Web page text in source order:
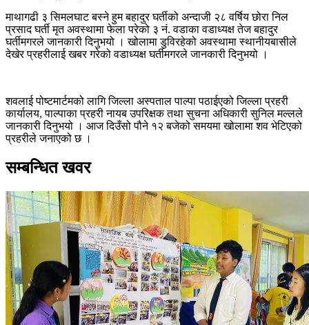
माथागढी ३ सिमलघाट बस्ने हुम बहादुर घर्तीको अन्दाजी २८ वर्षिय छोरा निल
प्रसाद घर्ती मृत अवस्थामा फेला परेको ३ नं. वडाका वडाध्यक्ष तेज बहादुर
घर्तीमगरले जानकारी दिनुभयो । खोलामा डुविरहेको अवस्थामा स्थानीयबासीले
देखेर प्रहरीलाई खबर गरेको वडाध्यक्ष घर्तीमगरले जानकारी दिनुभयो ।
शवलाई पोष्टमार्टमको लागि जिल्ला अस्पताल पाल्पा पठाईएको जिल्ला प्रहरी
कार्यालय, पाल्पाका प्रहरी नायब उपरिक्षक तथा सुचना अधिकारी सुनिल मल्लले
जानकारी दिनुभयो । आज दिउँसो पौने १२ बजेको समयमा खोलामा शव भेटिएको
प्रहरीले जनाएको छ ।
सम्बन्धित खवर